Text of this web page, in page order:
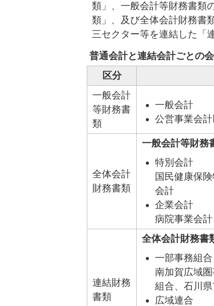
類」、一般会計等財務書類
類」、及び全体会計財務書
三セクター等を連結した「
普通会計と連結会計ごとの
区分
一般会計
等財務書
類
一般会計
公営事業会
全体会計
財務書類
一般会計等財務
特別会計
国民健康保
会計
企業会計
病院事業会
連結財務
書類
全体会計財務書
一部事務組合
南加賀広域
組合、石川
広域連合